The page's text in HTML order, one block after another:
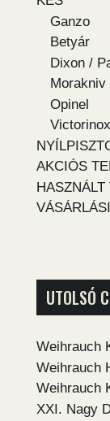
Ganzo
Betyár
Dixon /
Morakniv
Opinel
Victorinox
AKCIÓS
UTOLSÓ
Weihrauch
Weihrauch
Weihrauch
XXI. Nagy